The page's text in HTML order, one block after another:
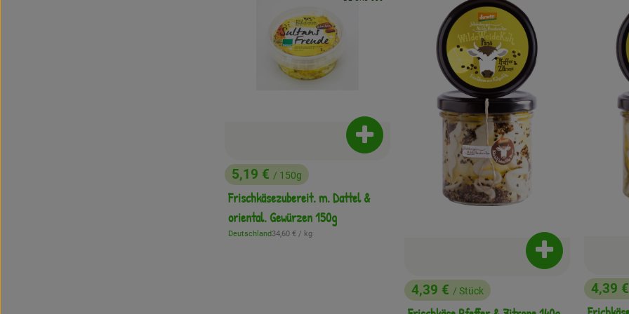
, Preis:
5,19 € / 150g
Frischkäsezubereit. m. Dattel &
oriental. Gewürzen 150g
, Herkunft:
Deutschland, Referenzpreis:
34,60 € / kg
Produkt zum Warenkorb hinzufügen
, Preis:
4,39 € / Stück
Produkt zum
,
4,39 €